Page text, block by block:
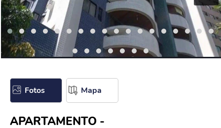
Fotos Mapa
APARTAMENTO -